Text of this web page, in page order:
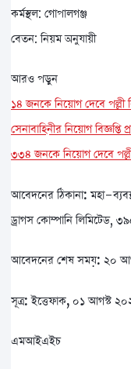
কর্মস্থল: গোপালগঞ্জ
বেতন: নিয়ম অনুযায়ী
আরও পড়ুন
১৪ জনকে নিয়োগ দেবে
সেনাবাহিনীর নিয়োগ
৩৩৪ জনকে নিয়োগ দেবে
আবেদনের ঠিকানা:মহা-
ড্রাগস কোম্পানি লিমিটেড,
আবেদনের শেষ সময়: ২০
সূত্র: ইত্তেফাক, ০১ আগস্ট
এমআইএইচ